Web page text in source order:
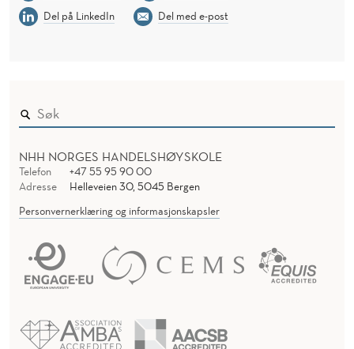
Del på LinkedIn
Del med e-post
NHH NORGES HANDELSHØYSKOLE
Telefon
+47 55 95 90 00
Adresse
Helleveien 30, 5045 Bergen
Personvernerklæring og informasjonskapsler